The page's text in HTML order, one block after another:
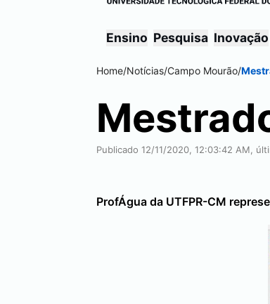
Ensino Pesquisa Inovação
Home/Notícias/Campo Mourão/
Publicado 12/11/2020, 12:03:42 AM,
ProfÁgua da UTFPR-CM